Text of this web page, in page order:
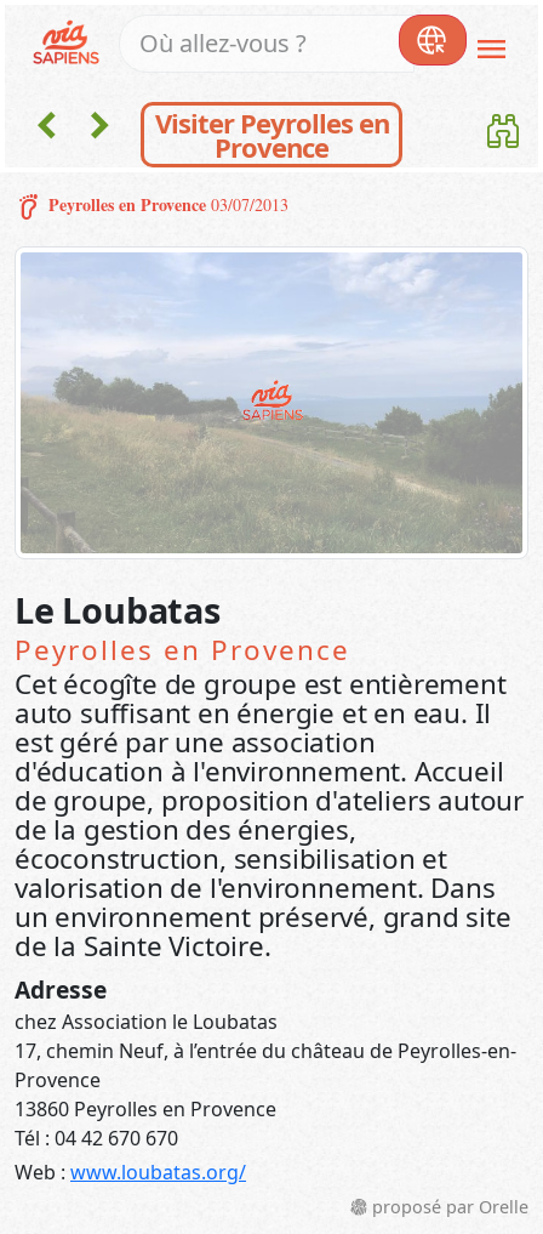
menu
chevron_left chevron_right Visiter Peyrolles en
Provence
barefoot Peyrolles en Provence 03/07/2013
Le Loubatas
Peyrolles en Provence
Cet écogîte de groupe est entièrement
auto suffisant en énergie et en eau. Il
est géré par une association
d'éducation à l'environnement. Accueil
de groupe, proposition d'ateliers autour
de la gestion des énergies,
écoconstruction, sensibilisation et
valorisation de l'environnement. Dans
un environnement préservé, grand site
de la Sainte Victoire.
Adresse
chez Association le Loubatas
17, chemin Neuf, à l’entrée du château de Peyrolles-en-
Provence
13860 Peyrolles en Provence
Tél : 04 42 670 670
Web : www.loubatas.org/
proposé par Orelle